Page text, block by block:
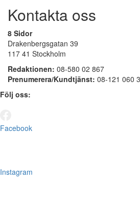
Kontakta oss
8 Sidor
Drakenbergsgatan 39
117 41 Stockholm
Redaktionen: 08-580 02 867
Prenumerera/Kundtjänst: 08-121 060
Följ oss:
Facebook
Instagram